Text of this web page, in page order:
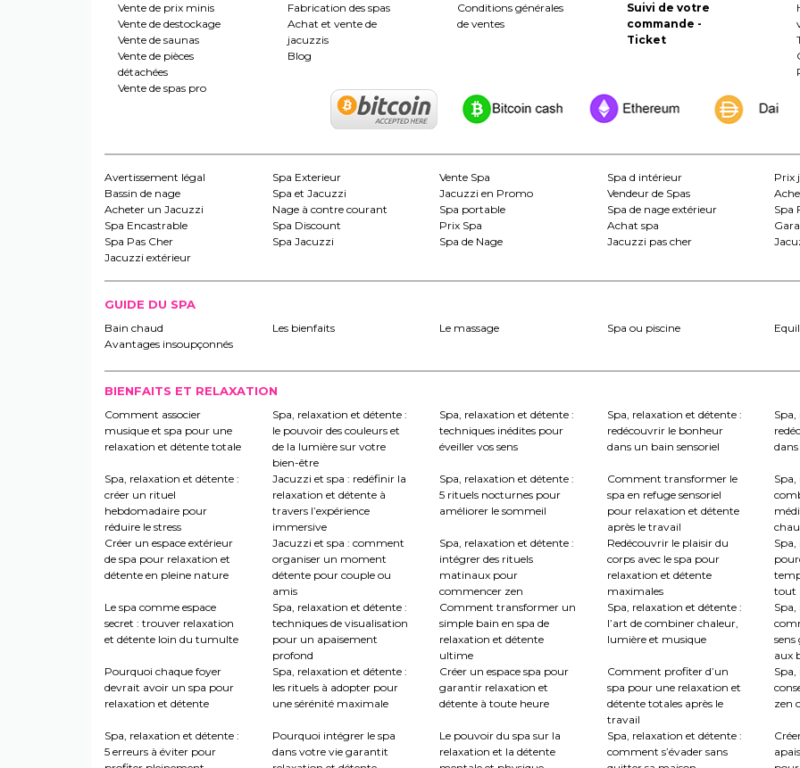
Vente de prix minis
Vente de destockage
Vente de saunas
Vente de pièces
détachées
Vente de spas pro
Fabrication des spas
Achat et vente de
jacuzzis
Blog
Conditions générales
de ventes
Suivi de votre
commande -
Ticket
Avertissement légal Spa Exterieur Vente Spa Spa d intérieur
Prix
Bassin de nage
Spa et Jacuzzi Jacuzzi en Promo Vendeur de Spas
Acheter un Jacuzzi
Nage à contre courant Spa portable Spa de nage extérieur
Spa
Spa Encastrable
Spa Discount Prix Spa Achat spa
Spa Pas Cher
Spa Jacuzzi Spa de Nage Jacuzzi pas cher
Jacuzzi extérieur
GUIDE DU SPA
Bain chaud Les bienfaits Le massage Spa ou piscine
Avantages insoupçonnés
BIENFAITS ET RELAXATION
Comment associer
musique et spa pour une
relaxation et détente totale
Spa, relaxation et détente :
le pouvoir des couleurs et
de la lumière sur votre
bien-être
Spa, relaxation et détente :
techniques inédites pour
éveiller vos sens
Spa, relaxation et détente :
redécouvrir le bonheur
dans un bain sensoriel
Spa, relaxation et détente :
créer un rituel
hebdomadaire pour
réduire le stress
Jacuzzi et spa : redéfinir la
relaxation et détente à
travers l’expérience
immersive
Spa, relaxation et détente :
5 rituels nocturnes pour
améliorer le sommeil
Comment transformer le
spa en refuge sensoriel
pour relaxation et détente
après le travail
Créer un espace extérieur
de spa pour relaxation et
détente en pleine nature
Jacuzzi et spa : comment
organiser un moment
détente pour couple ou
amis
Spa, relaxation et détente :
intégrer des rituels
matinaux pour
commencer zen
Redécouvrir le plaisir du
corps avec le spa pour
relaxation et détente
maximales
tout
Le spa comme espace
secret : trouver relaxation
et détente loin du tumulte
Spa, relaxation et détente :
techniques de visualisation
pour un apaisement
profond
Comment transformer un
simple bain en spa de
relaxation et détente
ultime
Spa, relaxation et détente :
l’art de combiner chaleur,
lumière et musique
sens
aux
Pourquoi chaque foyer
devrait avoir un spa pour
relaxation et détente
Spa, relaxation et détente :
les rituels à adopter pour
une sérénité maximale
Créer un espace spa pour
garantir relaxation et
détente à toute heure
Comment profiter d’un
spa pour une relaxation et
détente totales après le
travail
zen
Spa, relaxation et détente :
5 erreurs à éviter pour
Pourquoi intégrer le spa
dans votre vie garantit
Le pouvoir du spa sur la
relaxation et la détente
Spa, relaxation et détente :
comment s’évader sans